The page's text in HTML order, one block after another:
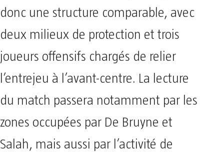
donc une structure comparable, avec
deux milieux de protection et trois
joueurs offensifs chargés de relier
l’entrejeu à l’avant-centre. La lecture
du match passera notamment par les
zones occupées par De Bruyne et
Salah, mais aussi par l’activité de